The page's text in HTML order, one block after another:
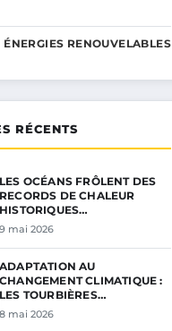
ÉNERGIES RENOUVELABLES
RÉCENTS
LES OCÉANS FRÔLENT DES
RECORDS DE CHALEUR
HISTORIQUES…
9 mai 2026
ADAPTATION AU
CHANGEMENT CLIMATIQUE :
LES TOURBIÈRES…
8 mai 2026